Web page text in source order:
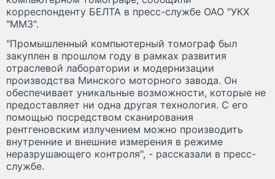
корреспонденту БЕЛТА в пресс-службе ОАО "УКХ
"ММЗ".
"Промышленный компьютерный томограф был
закуплен в прошлом году в рамках развития
отраслевой лаборатории и модернизации
производства Минского моторного завода. Он
обеспечивает уникальные возможности, которые не
предоставляет ни одна другая технология. С его
помощью посредством сканирования
рентгеновским излучением можно производить
внутренние и внешние измерения в режиме
неразрушающего контроля", - рассказали в пресс-
службе.